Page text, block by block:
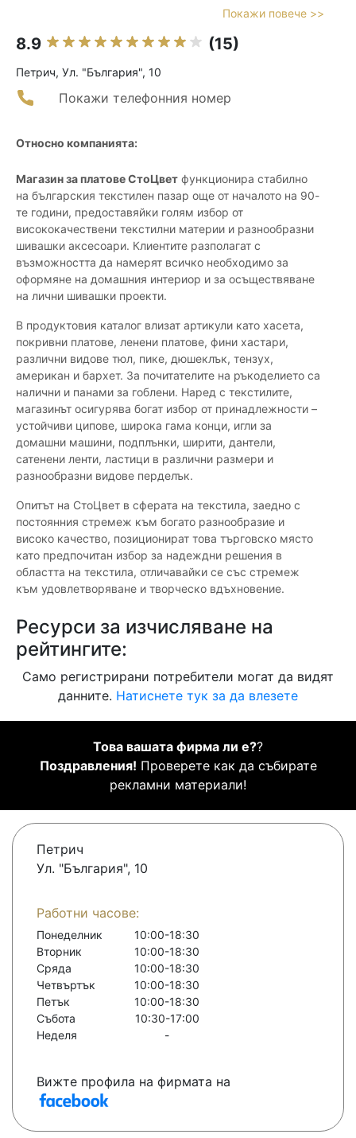
Покажи повече >>
8.9 (15)
Петрич, Ул. "България", 10
Покажи телефонния номер
Относно компанията:
Магазин за платове СтоЦвет функционира стабилно
на българския текстилен пазар още от началото на 90-
те години, предоставяйки голям избор от
висококачествени текстилни материи и разнообразни
шивашки аксесоари. Клиентите разполагат с
възможността да намерят всичко необходимо за
оформяне на домашния интериор и за осъществяване
на лични шивашки проекти.
В продуктовия каталог влизат артикули като хасета,
покривни платове, ленени платове, фини хастари,
различни видове тюл, пике, дюшеклък, тензух,
американ и бархет. За почитателите на ръкоделието са
налични и панами за гоблени. Наред с текстилите,
магазинът осигурява богат избор от принадлежности –
устойчиви ципове, широка гама конци, игли за
домашни машини, подплънки, ширити, дантели,
сатенени ленти, ластици в различни размери и
разнообразни видове перделък.
Опитът на СтоЦвет в сферата на текстила, заедно с
постоянния стремеж към богато разнообразие и
високо качество, позиционират това търговско място
като предпочитан избор за надеждни решения в
областта на текстила, отличавайки се със стремеж
към удовлетворяване и творческо вдъхновение.
Ресурси за изчисляване на
рейтингите:
Само регистрирани потребители могат да видят
данните. Натиснете тук за да влезете
Това вашата фирма ли е??
Поздравления! Проверете как да събирате
рекламни материали!
Петрич
Ул. "България", 10
Работни часове:
Понеделник
10:00-18:30
Вторник
10:00-18:30
Сряда
10:00-18:30
Четвъртък
10:00-18:30
Петък
10:00-18:30
Събота
10:30-17:00
Неделя
-
Вижте профила на фирмата на